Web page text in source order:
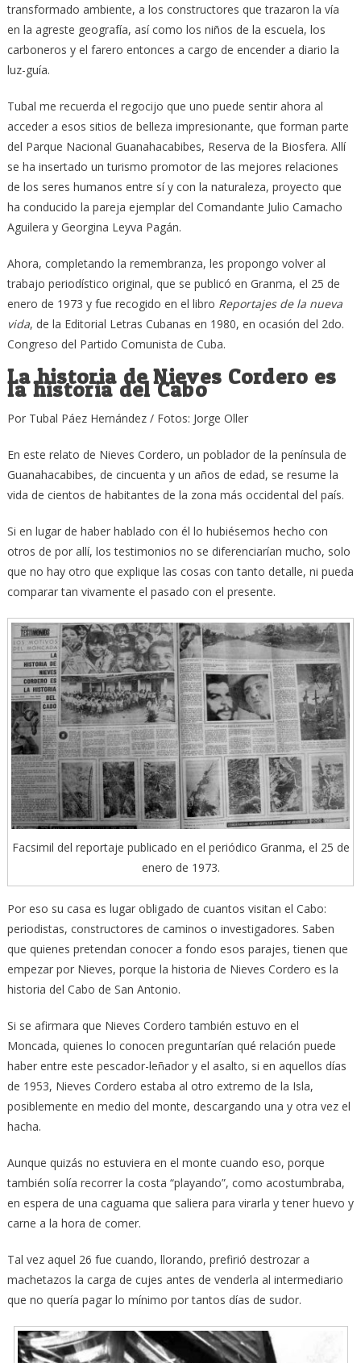
transformado ambiente, a los constructores que trazaron la vía
en la agreste geografía, así como los niños de la escuela, los
carboneros y el farero entonces a cargo de encender a diario la
luz-guía.
Tubal me recuerda el regocijo que uno puede sentir ahora al
acceder a esos sitios de belleza impresionante, que forman parte
del Parque Nacional Guanahacabibes, Reserva de la Biosfera. Allí
se ha insertado un turismo promotor de las mejores relaciones
de los seres humanos entre sí y con la naturaleza, proyecto que
ha conducido la pareja ejemplar del Comandante Julio Camacho
Aguilera y Georgina Leyva Pagán.
Ahora, completando la remembranza, les propongo volver al
trabajo periodístico original, que se publicó en Granma, el 25 de
enero de 1973 y fue recogido en el libro Reportajes de la nueva
vida, de la Editorial Letras Cubanas en 1980, en ocasión del 2do.
Congreso del Partido Comunista de Cuba.
La historia de Nieves Cordero es
la historia del Cabo
Por Tubal Páez Hernández / Fotos: Jorge Oller
En este relato de Nieves Cordero, un poblador de la península de
Guanahacabibes, de cincuenta y un años de edad, se resume la
vida de cientos de habitantes de la zona más occidental del país.
Si en lugar de haber hablado con él lo hubiésemos hecho con
otros de por allí, los testimonios no se diferenciarían mucho, solo
que no hay otro que explique las cosas con tanto detalle, ni pueda
comparar tan vivamente el pasado con el presente.
Facsimil del reportaje publicado en el periódico Granma, el 25 de
enero de 1973.
Por eso su casa es lugar obligado de cuantos visitan el Cabo:
periodistas, constructores de caminos o investigadores. Saben
que quienes pretendan conocer a fondo esos parajes, tienen que
empezar por Nieves, porque la historia de Nieves Cordero es la
historia del Cabo de San Antonio.
Si se afirmara que Nieves Cordero también estuvo en el
Moncada, quienes lo conocen preguntarían qué relación puede
haber entre este pescador-leñador y el asalto, si en aquellos días
de 1953, Nieves Cordero estaba al otro extremo de la Isla,
posiblemente en medio del monte, descargando una y otra vez el
hacha.
Aunque quizás no estuviera en el monte cuando eso, porque
también solía recorrer la costa “playando”, como acostumbraba,
en espera de una caguama que saliera para virarla y tener huevo y
carne a la hora de comer.
Tal vez aquel 26 fue cuando, llorando, prefirió destrozar a
machetazos la carga de cujes antes de venderla al intermediario
que no quería pagar lo mínimo por tantos días de sudor.